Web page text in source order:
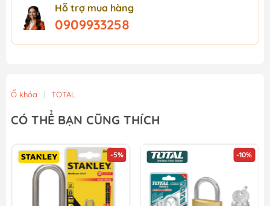
Hỗ trợ mua hàng
0909933258
Ổ khóa | TOTAL
CÓ THỂ BẠN CŨNG THÍCH
-5% -10%